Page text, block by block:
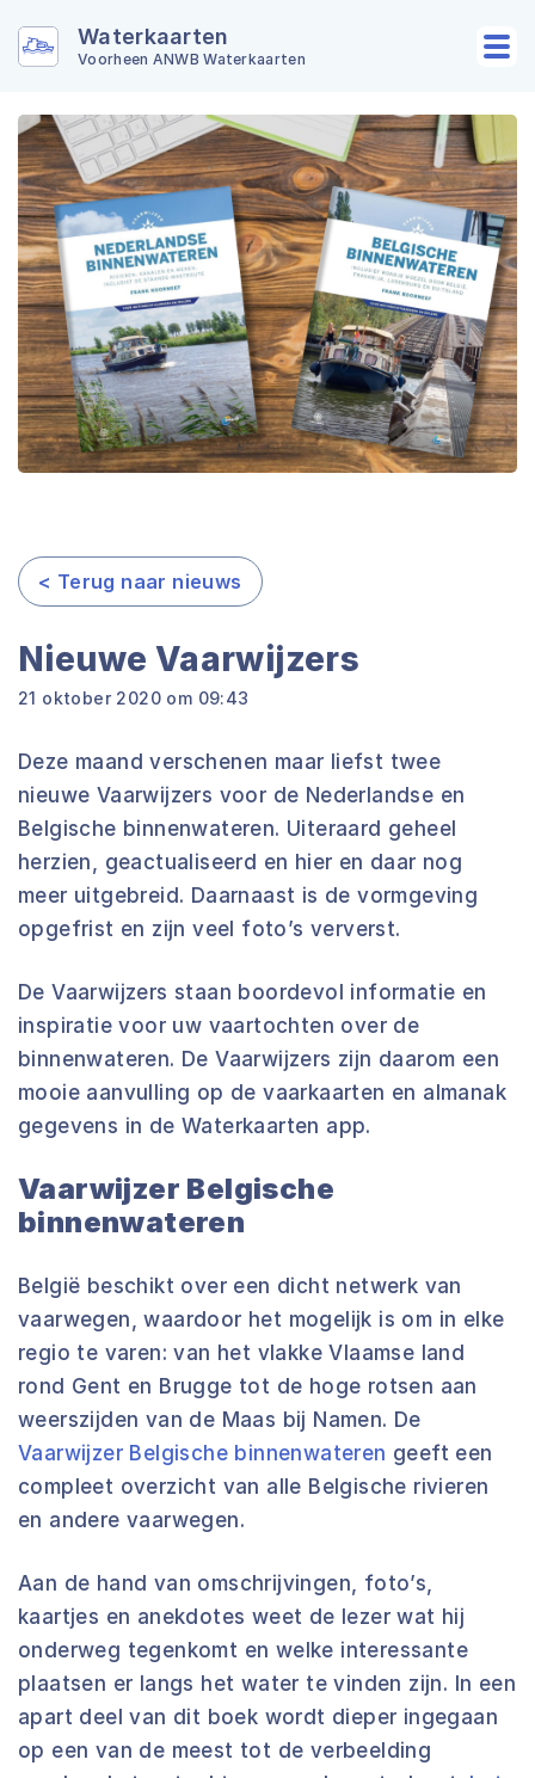
Waterkaarten
Voorheen ANWB Waterkaarten
< Terug naar nieuws
Nieuwe Vaarwijzers
21 oktober 2020 om 09:43
Deze maand verschenen maar liefst twee
nieuwe Vaarwijzers voor de Nederlandse en
Belgische binnenwateren. Uiteraard geheel
herzien, geactualiseerd en hier en daar nog
meer uitgebreid. Daarnaast is de vormgeving
opgefrist en zijn veel foto’s ververst.
De Vaarwijzers staan boordevol informatie en
inspiratie voor uw vaartochten over de
binnenwateren. De Vaarwijzers zijn daarom een
mooie aanvulling op de vaarkaarten en almanak
gegevens in de Waterkaarten app.
Vaarwijzer Belgische
binnenwateren
België beschikt over een dicht netwerk van
vaarwegen, waardoor het mogelijk is om in elke
regio te varen: van het vlakke Vlaamse land
rond Gent en Brugge tot de hoge rotsen aan
weerszijden van de Maas bij Namen. De
Vaarwijzer Belgische binnenwateren geeft een
compleet overzicht van alle Belgische rivieren
en andere vaarwegen.
Aan de hand van omschrijvingen, foto’s,
kaartjes en anekdotes weet de lezer wat hij
onderweg tegenkomt en welke interessante
plaatsen er langs het water te vinden zijn. In een
apart deel van dit boek wordt dieper ingegaan
op een van de meest tot de verbeelding